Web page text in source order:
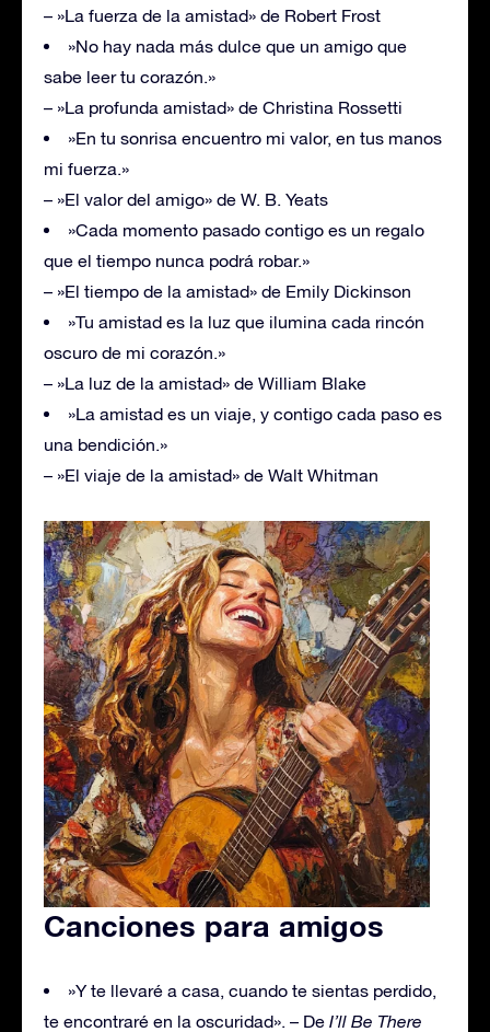
– »La fuerza de la amistad» de Robert Frost
»No hay nada más dulce que un amigo que
sabe leer tu corazón.»
– »La profunda amistad» de Christina Rossetti
»En tu sonrisa encuentro mi valor, en tus manos
mi fuerza.»
– »El valor del amigo» de W. B. Yeats
»Cada momento pasado contigo es un regalo
que el tiempo nunca podrá robar.»
– »El tiempo de la amistad» de Emily Dickinson
»Tu amistad es la luz que ilumina cada rincón
oscuro de mi corazón.»
– »La luz de la amistad» de William Blake
»La amistad es un viaje, y contigo cada paso es
una bendición.»
– »El viaje de la amistad» de Walt Whitman
Canciones para amigos
»Y te llevaré a casa, cuando te sientas perdido,
te encontraré en la oscuridad». – De I’ll Be There